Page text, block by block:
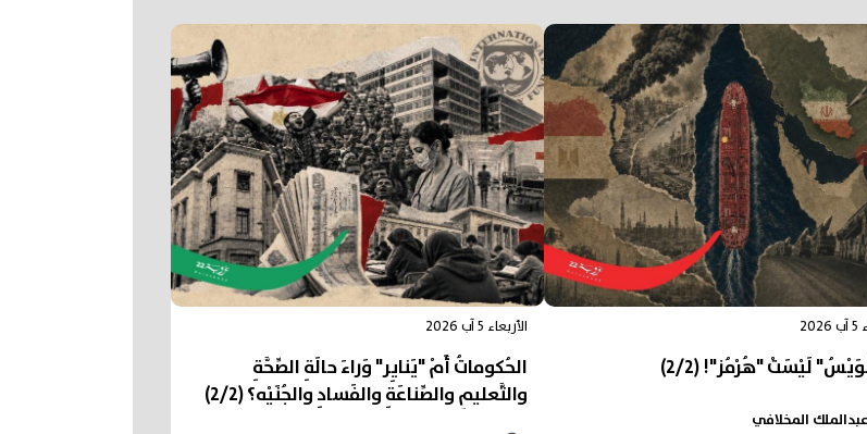
لَيْسَتْ "هُرْمُز"! (2/2)
عبدالملك المخلافي
الأربعاء 5 آب 2026
الحُكوماتُ أَمْ "يَنايِر" وَراءَ حالَةِ الصِّحَّةِ
والتَّعليمِ والصِّناعَةِ والفَسادِ والجُنَيْه؟ (2/2)